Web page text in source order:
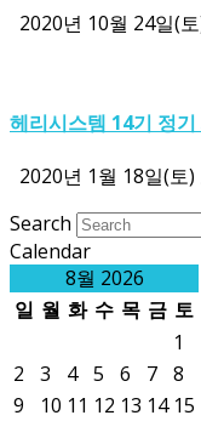
2020년 10월 24일(
헤리시스템 14기 정
2020년 1월 18일(토
Search
Calendar
8월 2026
일 월 화 수 목 금 토
1
2
3 4 5 6 7 8
9
10 11 12 13 14 15